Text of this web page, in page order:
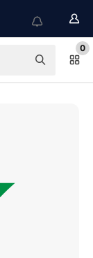
0